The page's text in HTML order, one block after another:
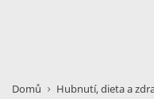
Domů
Hubnutí, dieta a